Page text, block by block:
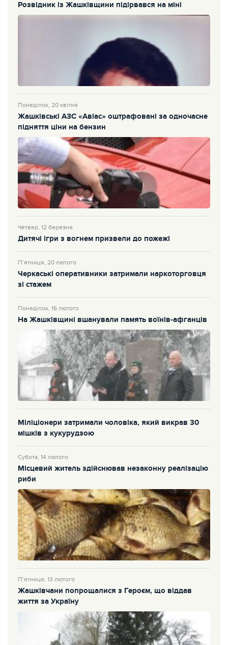
Розвідник із Жашківщини підірвався на міні
Понеділок, 20 квітня
Жашківські АЗС «Авіас» оштрафовані за одночасне
підняття ціни на бензин
Четвер, 12 березня
Дитячі ігри з вогнем призвели до пожежі
П’ятниця, 20 лютого
Черкаські оперативники затримали наркоторговця
зі стажем
Понеділок, 16 лютого
На Жашківщині вшанували память воїнів-афганців
Міліціонери затримали чоловіка, який викрав 30
мішків з кукурудзою
Субота, 14 лютого
Місцевий житель здійснював незаконну реалізацію
риби
П’ятниця, 13 лютого
Жашківчани попрощалися з Героєм, що віддав
життя за Україну